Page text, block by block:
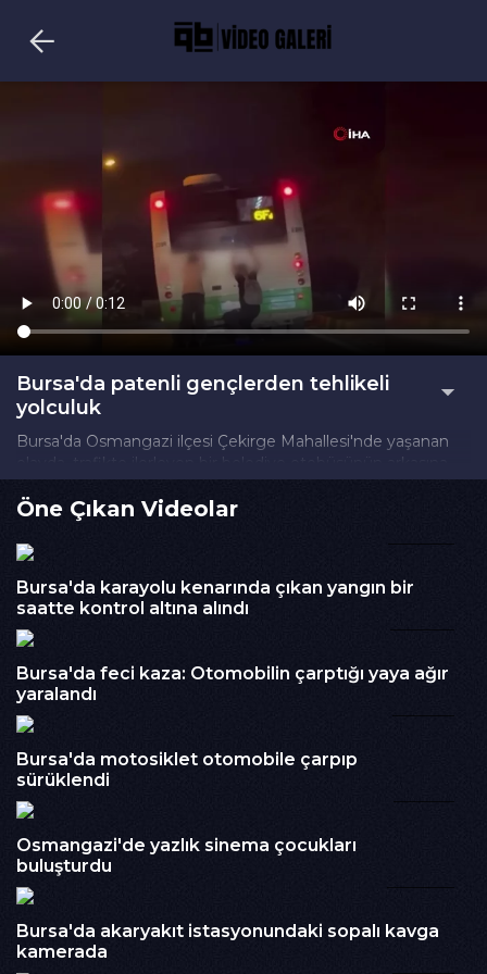
Bursa'da patenli gençlerden tehlikeli
yolculuk
Bursa'da Osmangazi ilçesi Çekirge Mahallesi'nde yaşanan
olayda, trafikte ilerleyen bir belediye otobüsünün arkasına
tutunan iki genç, uzun süre bu şekilde yolculuk yaptı.Patenli
oldukları görülen gençler, hareket halindeki otobüse
tutunarak ilerlerken hem kendi canlarını hem de trafikteki
diğer sürücülerin güvenliğini riske attı.Tehlikeli anlar çevrede
kaydedildi. Görüntülerde gençlerin otobüsün arkasına
tutunarak metrelerce ilerlediği görüldü.Olayla ilgili inceleme
başlatılması bekleniyor.
İzlenme : 238
Kategori :Haber
Embed Kodu :
Öne Çıkan Videolar
Bursa'da karayolu kenarında çıkan yangın bir
saatte kontrol altına alındı
Bursa'da feci kaza: Otomobilin çarptığı yaya ağır
yaralandı
Bursa'da motosiklet otomobile çarpıp
sürüklendi
Osmangazi'de yazlık sinema çocukları
buluşturdu
Bursa'da akaryakıt istasyonundaki sopalı kavga
kamerada